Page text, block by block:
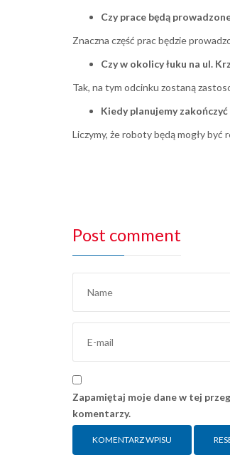
Czy prace będą
Znaczna część prac będzie
Czy w okolicy łuku na ul.
Tak, na tym odcinku zostaną
Kiedy planujemy zakończyć
Liczymy, że roboty będą mogły
Post comment
Zapamiętaj moje dane w tej
komentarzy.